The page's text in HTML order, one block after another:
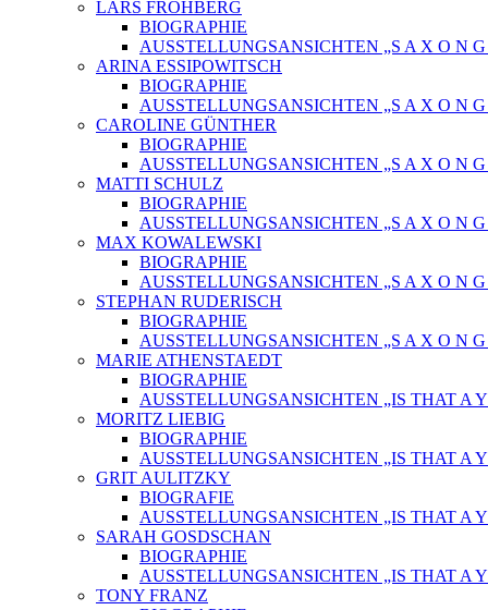
LARS FROHBERG
BIOGRAPHIE
AUSSTELLUNGSANSICHTEN „S A X O N
ARINA ESSIPOWITSCH
BIOGRAPHIE
AUSSTELLUNGSANSICHTEN „S A X O N
CAROLINE GÜNTHER
BIOGRAPHIE
AUSSTELLUNGSANSICHTEN „S A X O N
MATTI SCHULZ
BIOGRAPHIE
AUSSTELLUNGSANSICHTEN „S A X O N
MAX KOWALEWSKI
BIOGRAPHIE
AUSSTELLUNGSANSICHTEN „S A X O N
STEPHAN RUDERISCH
BIOGRAPHIE
AUSSTELLUNGSANSICHTEN „S A X O N
MARIE ATHENSTAEDT
BIOGRAPHIE
AUSSTELLUNGSANSICHTEN „IS THAT A
MORITZ LIEBIG
BIOGRAPHIE
AUSSTELLUNGSANSICHTEN „IS THAT A
GRIT AULITZKY
BIOGRAFIE
AUSSTELLUNGSANSICHTEN „IS THAT A
SARAH GOSDSCHAN
BIOGRAPHIE
AUSSTELLUNGSANSICHTEN „IS THAT A
TONY FRANZ